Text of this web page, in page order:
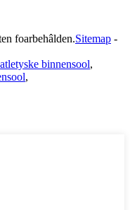
foarbehâlden.Sitemap -
atletyske binnensool,
,